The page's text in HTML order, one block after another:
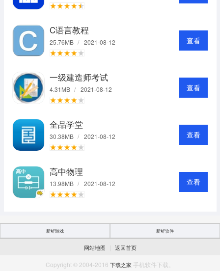
C语言教程
25.76MB / 2021-08-12 查看
一级建造师考试
4.31MB / 2021-08-12 查看
全品学堂
30.38MB / 2021-08-12 查看
高中物理
13.98MB / 2021-08-12 查看
新鲜游戏 新鲜软件
网站地图 | 返回首页
Copyright © 2004-2016 下载之家 手机软件下载。